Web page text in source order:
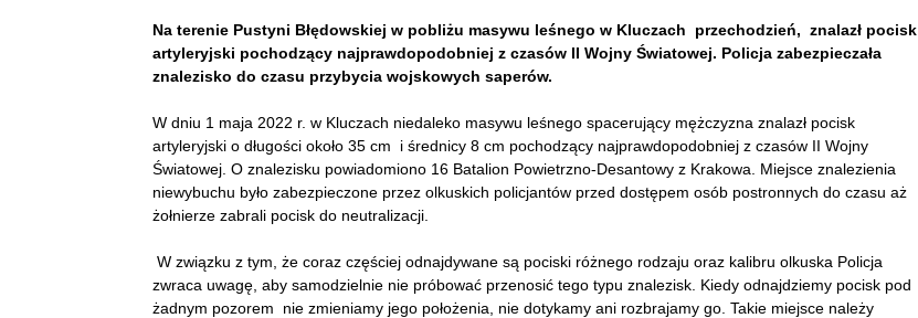
Na terenie Pustyni Błędowskiej w pobliżu masywu leśnego w Kluczach przechodzień, znalazł pocisk
artyleryjski pochodzący najprawdopodobniej z czasów II Wojny Światowej. Policja zabezpieczała
znalezisko do czasu przybycia wojskowych saperów.
W dniu 1 maja 2022 r. w Kluczach niedaleko masywu leśnego spacerujący mężczyzna znalazł pocisk
artyleryjski o długości około 35 cm i średnicy 8 cm pochodzący najprawdopodobniej z czasów II Wojny
Światowej. O znalezisku powiadomiono 16 Batalion Powietrzno-Desantowy z Krakowa. Miejsce znalezienia
niewybuchu było zabezpieczone przez olkuskich policjantów przed dostępem osób postronnych do czasu aż
żołnierze zabrali pocisk do neutralizacji.
W związku z tym, że coraz częściej odnajdywane są pociski różnego rodzaju oraz kalibru olkuska Policja
zwraca uwagę, aby samodzielnie nie próbować przenosić tego typu znalezisk. Kiedy odnajdziemy pocisk pod
żadnym pozorem nie zmieniamy jego położenia, nie dotykamy ani rozbrajamy go. Takie miejsce należy